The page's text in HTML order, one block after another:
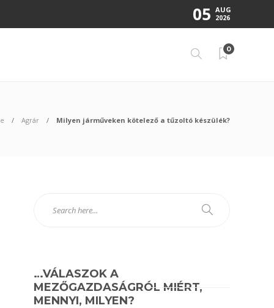
05 AUG
2026
0
Agrár Milyen járműveken kötelező a tűzoltó készülék?
…VÁLASZOK A
MEZŐGAZDASÁGRÓL MIÉRT,
MENNYI, MILYEN?